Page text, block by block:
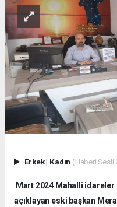
Erkek| Kadın (Haberi Sesli
Mart 2024 Mahalli idareler
açıklayan eski başkan